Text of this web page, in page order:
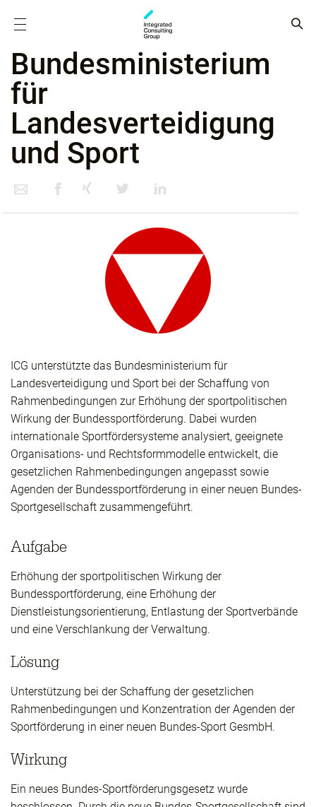
Bundesministerium
für
Landesverteidigung
und Sport
ICG unterstützte das Bundesministerium für
Landesverteidigung und Sport bei der Schaffung von
Rahmenbedingungen zur Erhöhung der sportpolitischen
Wirkung der Bundessportförderung. Dabei wurden
internationale Sportfördersysteme analysiert, geeignete
Organisations- und Rechtsformmodelle entwickelt, die
gesetzlichen Rahmenbedingungen angepasst sowie
Agenden der Bundessportförderung in einer neuen Bundes-
Sportgesellschaft zusammengeführt.
Aufgabe
Erhöhung der sportpolitischen Wirkung der
Bundessportförderung, eine Erhöhung der
Dienstleistungsorientierung, Entlastung der Sportverbände
und eine Verschlankung der Verwaltung.
Lösung
Unterstützung bei der Schaffung der gesetzlichen
Rahmenbedingungen und Konzentration der Agenden der
Sportförderung in einer neuen Bundes-Sport GesmbH.
Wirkung
Ein neues Bundes-Sportförderungsgesetz wurde